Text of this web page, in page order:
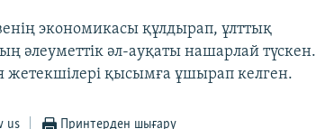
экономикасы құлдырап, ұлттық
әлеуметтік әл-ауқаты нашарлай түскен.
жетекшілері қысымға ұшырап келген.
us Принтерден шығару